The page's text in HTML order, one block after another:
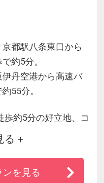
京都駅八条東口から
約5分。
伊丹空港から高速バ
55分。
約5分の好立地、コ
いただけます。ア
ンドライヤーやマ
る
ンを見る